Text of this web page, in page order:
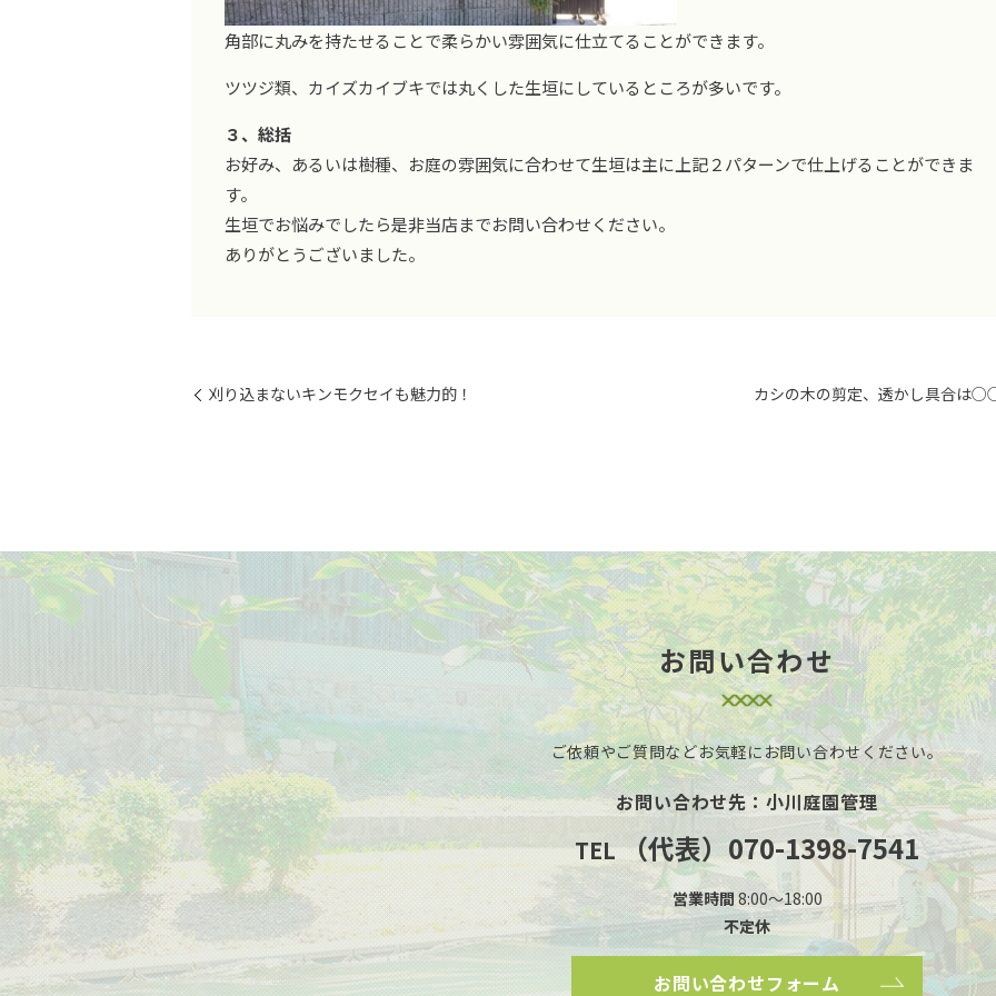
角部に丸みを持たせることで柔らかい雰囲気に仕立てることができます。
ツツジ類、カイズカイブキでは丸くした生垣にしているところが多いです。
３、総括
お好み、あるいは樹種、お庭の雰囲気に合わせて生垣は主に上記２パターンで仕上げることができま
す。
生垣でお悩みでしたら是非当店までお問い合わせください。
ありがとうございました。
刈り込まないキンモクセイも魅力的！ カシの木の剪定、透かし具合は
お問い合わせ
ご依頼やご質問などお気軽にお問い合わせください。
お問い合わせ先：小川庭園管理
TEL（代表）070-1398-7541
営業時間8:00～18:00
不定休
お問い合わせフォーム